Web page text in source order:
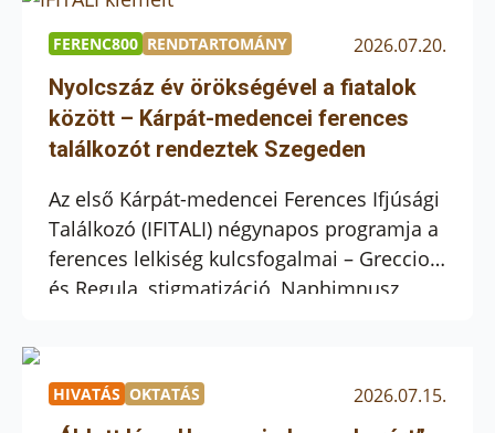
a ferences jubileumokhoz kapcsolódva
hívta közösségbe a fiatalokat, hogy együtt
keressék Isten akaratát, mélyítsék hitüket,
és megtapasztalják a testvéri közösség
örömét. […]
FERENC800 RENDTARTOMÁNY 2026.07.20.
Nyolcszáz év örökségével a fiatalok
között – Kárpát-medencei ferences
találkozót rendeztek Szegeden
Az első Kárpát-medencei Ferences Ifjúsági
Találkozó (IFITALI) négynapos programja a
ferences lelkiség kulcsfogalmai – Greccio
és Regula, stigmatizáció, Naphimnusz,
mentén szerveződött. A Magyar Kurír
beszámolóját olvashatjátok, akik július 17-
HIVATÁS OKTATÁS 2026.07.15.